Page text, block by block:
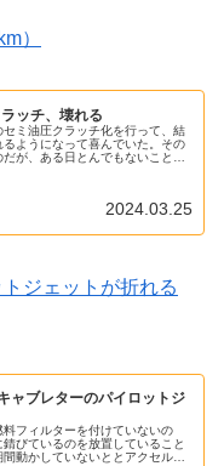
）
ッチ、壊れる
ミ油圧クラッチ化を行って、結
ようになって喜んでいた。その
が、ある日とんでもないことに
2024.03.25
ジェットが折れる
ャブレターのパイロットジ
フィルターを付けていないの
びているのを放置していること
動かしていないととアクセルの